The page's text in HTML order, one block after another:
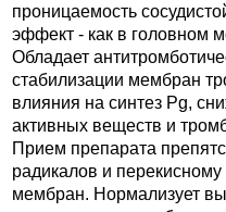
проницаемость
эффект - как в головном
Обладает
стабилизации мембран
влияния на синтез Pg,
активных веществ и
Прием препарата
радикалов и
мембран. Нормализует